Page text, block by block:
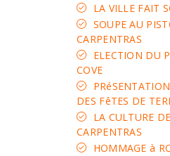
LA VILLE FAIT
SOUPE AU
CARPENTRAS
ELECTION DU
COVE
DES FêTES DE
LA CULTURE
CARPENTRAS
HOMMAGE à